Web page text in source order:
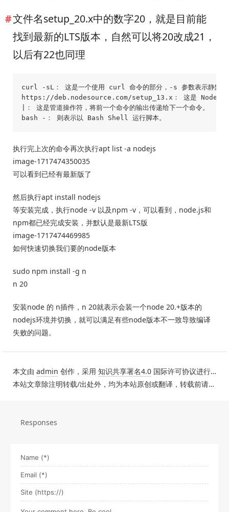
文件名setup_20.x中的数字20，就是目前能
找到最新的LTS版本，自然可以将20改成21，
以后有22也同理
curl -sL： 这是一个使用 curl 命令的部分，-s 参数表示静默模
https://deb.nodesource.com/setup_13.x： 这是
|： 这是管道操作符，将前一个命令的输出传递给下一个命令。
执行完上次的命令再次执行apt list -a nodejs
image-1717474350035
可以看到已经有最新版了
然后执行apt install nodejs
等安装完成，执行node -v 以及npm -v，可以看到，node.js和
npm都已经完成安装，并默认是最新LTS版
image-1717474469985
如何快速切换我们要的node版本
sudo npm install -g n
n 20
安装node 的 n插件，n 20就表示会装一个node 20.+版本的
nodejs环境并切换，就可以满足有些node版本不一致导致编译
失败的问题。
本文由 admin 创作，采用 知识共享署名4.0 国际许可协议进行许可。
本站文章除注明转载/出处外，均为本站原创或翻译，转载前请务必署名。
Responses